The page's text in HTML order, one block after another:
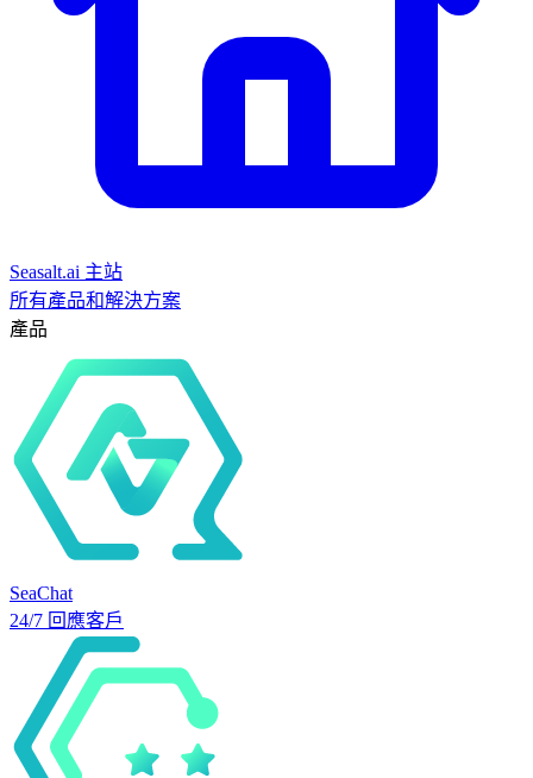
Seasalt.ai 主站
所有產品和解決方案
產品
SeaChat
24/7 回應客戶